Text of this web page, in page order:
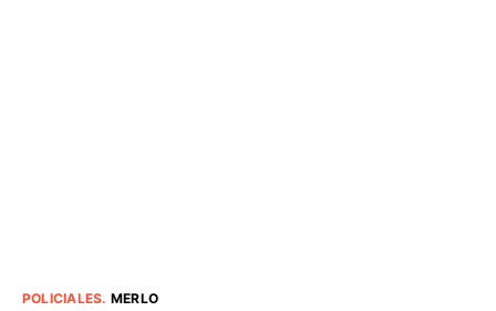
POLICIALES. MERLO